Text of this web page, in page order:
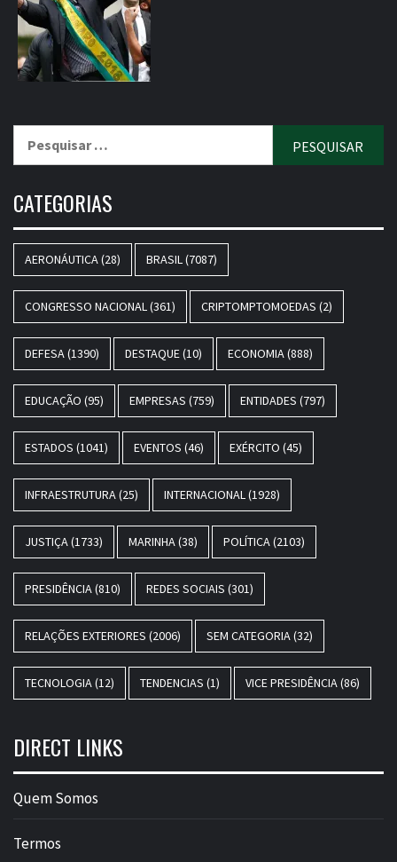
por:
CATEGORIAS
AERONÁUTICA(28) BRASIL(7087)
CONGRESSO NACIONAL(361) CRIPTOMPTOMOEDAS (2)
DEFESA(1390) DESTAQUE(10) ECONOMIA(888)
EDUCAÇÃO (95) EMPRESAS (759) ENTIDADES (797)
ESTADOS (1041) EVENTOS (46) EXÉRCITO (45)
INFRAESTRUTURA(25) INTERNACIONAL(1928)
JUSTIÇA(1733) MARINHA(38) POLÍTICA(2103)
PRESIDÊNCIA(810) REDES SOCIAIS (301)
RELAÇÕES EXTERIORES (2006) SEM CATEGORIA(32)
TECNOLOGIA(12) TENDENCIAS (1) VICE PRESIDÊNCIA(86)
DIRECT LINKS
Quem Somos
Termos